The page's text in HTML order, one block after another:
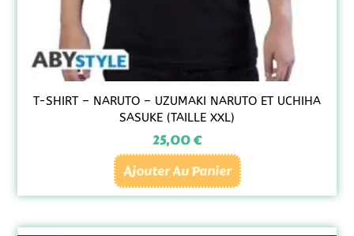
T-SHIRT – NARUTO – UZUMAKI NARUTO ET UCHIHA
SASUKE (TAILLE XXL)
25,00€
Ajouter Au Panier